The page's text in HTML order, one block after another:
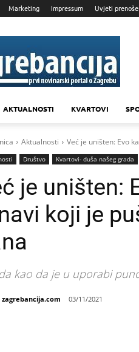
Marketing Impressum Uvjeti
Zagrebancija
AKTUALNOSTI KVARTOVI
Aktualnosti Već je uništen: Evo
Društvo Kvartovi- duša našeg grada
je uništen:
koji je
kao da je u uporabi
zagrebancija.com 03/11/2021